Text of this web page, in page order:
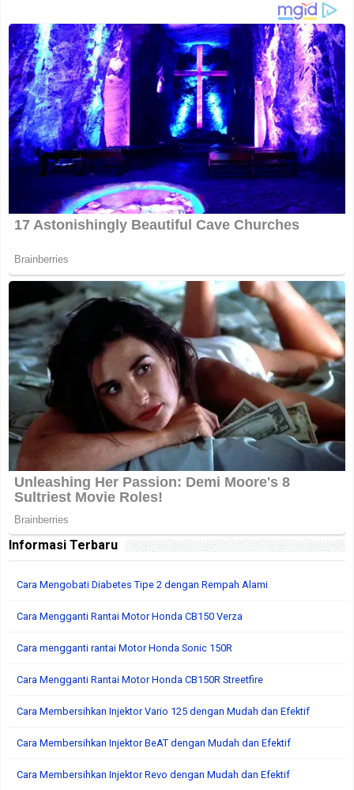
Informasi Terbaru
Cara Mengobati Diabetes Tipe 2 dengan Rempah Alami
Cara Mengganti Rantai Motor Honda CB150 Verza
Cara mengganti rantai Motor Honda Sonic 150R
Cara Mengganti Rantai Motor Honda CB150R Streetfire
Cara Membersihkan Injektor Vario 125 dengan Mudah dan Efektif
Cara Membersihkan Injektor BeAT dengan Mudah dan Efektif
Cara Membersihkan Injektor Revo dengan Mudah dan Efektif